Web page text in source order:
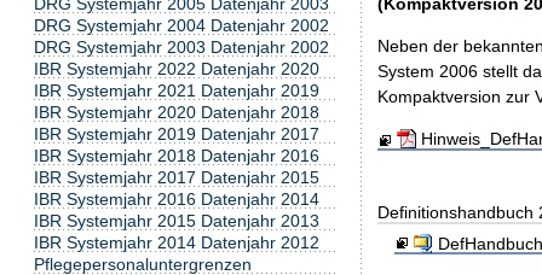
Neben der
System 2006 stellt
Kompaktversion zur
Definitionshandbuch
DRG Systemjahr 2004 Datenjahr 2002
DRG Systemjahr 2003 Datenjahr 2002
IBR Systemjahr 2022 Datenjahr 2020
IBR Systemjahr 2021 Datenjahr 2019
IBR Systemjahr 2020 Datenjahr 2018
IBR Systemjahr 2019 Datenjahr 2017
IBR Systemjahr 2018 Datenjahr 2016
IBR Systemjahr 2017 Datenjahr 2015
IBR Systemjahr 2016 Datenjahr 2014
IBR Systemjahr 2015 Datenjahr 2013
IBR Systemjahr 2014 Datenjahr 2012
Pflegepersonaluntergrenzen